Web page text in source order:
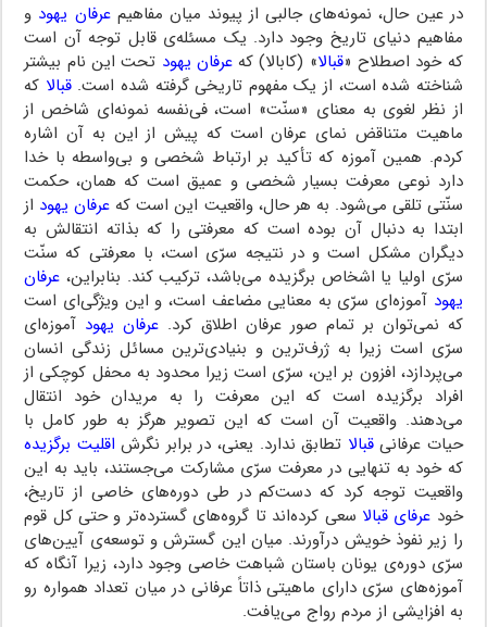
در عین حال، نمونه‌های جالبی از پیوند میان مفاهیمعرفان یهود و
مفاهیم دنیای تاریخ وجود دارد. یک مسئله‌ی قابل توجه آن است
که خود اصطلاح «قبالا» (کابالا) کهعرفان یهود تحت این نام بیشتر
شناخته شده است، از یک مفهوم تاریخی گرفته شده است.قبالا که
از نظر لغوی به معنای «سنّت» است، فی‌نفسه نمونه‌ای شاخص از
ماهیت متناقض نمای عرفان است که پیش از این به آن اشاره
کردم. همین آموزه که تأکید بر ارتباط شخصی و بی‌واسطه با خدا
دارد نوعی معرفت بسیار شخصی و عمیق است که همان، حکمت
سنّتی تلقی می‌شود. به هر حال، واقعیت این است که عرفان یهود از
ابتدا به دنبال آن بوده است که معرفتی را که بذاته انتقالش به
دیگران مشکل است و در نتیجه سرّی است، با معرفتی که سنّت
سرّی اولیا یا اشخاص برگزیده می‌باشد، ترکیب کند. بنابراین، عرفان
یهود آموزه‌ای سرّی به معنایی مضاعف است، و این ویژگی‌ای است
که نمی‌توان بر تمام صور عرفان اطلاق کرد. عرفان یهود آموزه‌ای
سرّی است زیرا به ژرف‌ترین و بنیادی‌ترین مسائل زندگی انسان
می‌پردازد، افزون بر این، سرّی است زیرا محدود به محفل کوچکی از
افراد برگزیده است که این معرفت را به مریدان خود انتقال
می‌دهند. واقعیت آن است که این تصویر هرگز به طور کامل با
حیات عرفانیقبالا تطابق ندارد. یعنی، در برابر نگرش اقلیت برگزیده
که خود به تنهایی در معرفت سرّی مشارکت می‌جستند، باید به این
واقعیت توجه کرد که دست‌کم در طی دوره‌های خاصی از تاریخ،
خود عرفای قبالا سعی کرده‌اند تا گروه‌های گسترده‌تر و حتی کل قوم
را زیر نفوذ خویش درآورند. میان این گسترش و توسعه‌ی آیین‌های
سرّی دوره‌ی یونان باستان شباهت خاصی وجود دارد، زیرا آنگاه که
آموزه‌های سرّی دارای ماهیتی ذاتاً عرفانی در میان تعداد همواره رو
به افزایشی از مردم رواج می‌یافت.